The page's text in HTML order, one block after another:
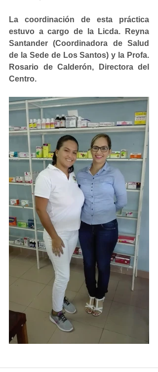
La coordinación de esta práctica
estuvo a cargo de la Licda. Reyna
Santander (Coordinadora de Salud
de la Sede de Los Santos) y la Profa.
Rosario de Calderón, Directora del
Centro.